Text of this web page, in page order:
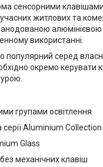
сенсорними
житлових та
анодованою
використанні.
серед
окремо
групами освітлення
Aluminium Collection
Glass
механічних клавіш